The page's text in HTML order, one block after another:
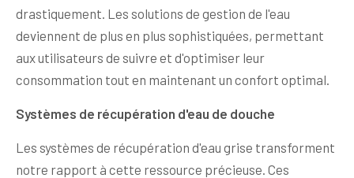
drastiquement. Les solutions de gestion de l'eau
deviennent de plus en plus sophistiquées, permettant
aux utilisateurs de suivre et d'optimiser leur
consommation tout en maintenant un confort optimal.
Systèmes de récupération d'eau de douche
Les systèmes de récupération d'eau grise transforment
notre rapport à cette ressource précieuse. Ces